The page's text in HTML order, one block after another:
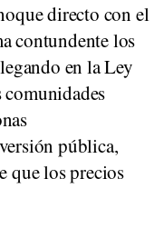
directo con el
contundente los
en la Ley
pública,
que los precios